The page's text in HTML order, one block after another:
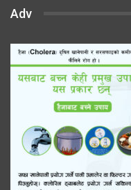
Adv